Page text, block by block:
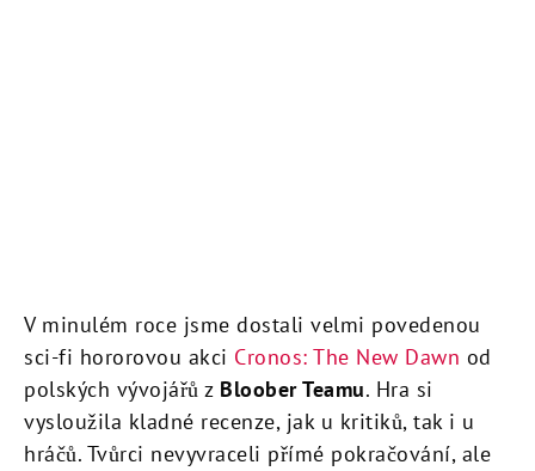
V minulém roce jsme dostali velmi povedenou
sci-fi hororovou akci Cronos: The New Dawn od
polských vývojářů z Bloober Teamu. Hra si
vysloužila kladné recenze, jak u kritiků, tak i u
hráčů. Tvůrci nevyvraceli přímé pokračování, ale